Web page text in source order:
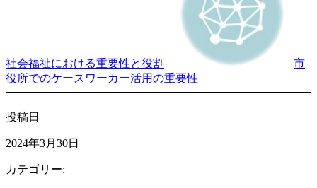
社会福祉における重要性と役割
市
役所でのケースワーカー活用の重要性
投稿日
2024年3月30日
カテゴリー: